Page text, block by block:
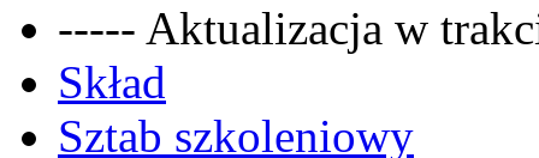
----- Aktualizacja w
Skład
Sztab szkoleniowy